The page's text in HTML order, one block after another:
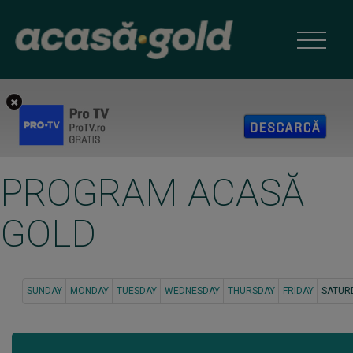
PROGRAM ACASĂ
GOLD
SUNDAY MONDAY TUESDAY WEDNESDAY THURSDAY FRIDAY